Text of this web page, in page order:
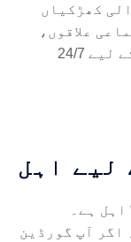
کھڑکیاں
علاقوں،
کھیل کے میدانوں، اور ذہنی سکون کے لیے 24/7
لیے اہل
اگر آپ گورڈین